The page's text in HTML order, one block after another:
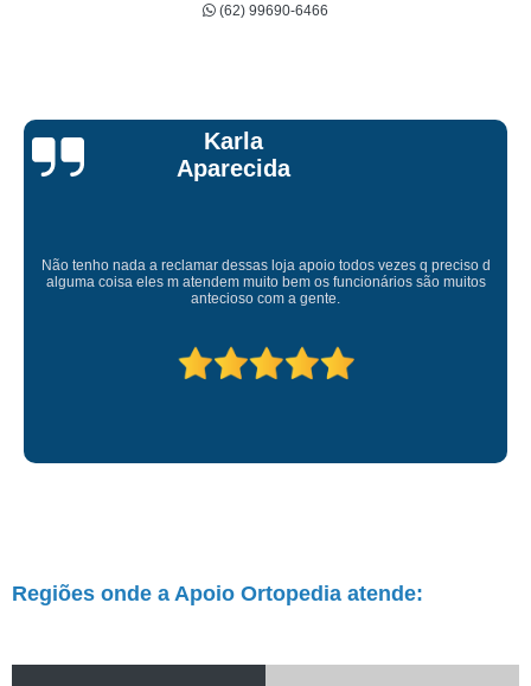
(62) 99690-6466
Talita Scarpini
Atendimento de primeira! Sempre muito atenciosos com a gente, Silvete tá
de parabéns pelo atendimento.
Regiões onde a Apoio Ortopedia atende: